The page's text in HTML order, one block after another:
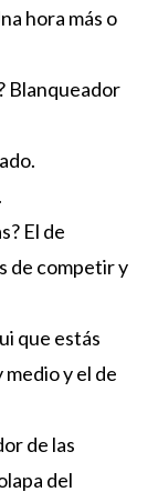
hora más o
Blanqueador
El de
de competir y
que estás
y el de
de las
del